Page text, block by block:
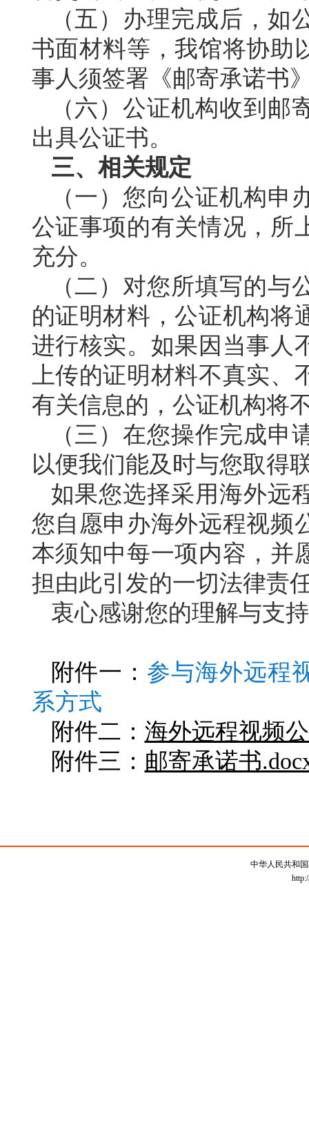
（五）办理完成后，
书面材料等，我馆将协助
事人须签署《邮寄承诺书
（六）公证机构收到
出具公证书。
三、 相关规定
（一）您向公证机构
公证事项的有关情况，所
充分。
（二）对您所填写的
的证明材料，公证机构将
进行核实。如果因当事人
上传的证明材料不真实
有关信息的，公证机构将
（三）在您操作完成
以便我们能及时与您取得
如果您选择采用海外远
您自愿申办海外远程视频
本须知中每一项内容，并
担由此引发的一切法律责
衷心感谢您的理解与支
附件一： 参与海外远程
系方式
附件二： 海外远程视频
附件三： 邮寄承诺书
中华人民共和